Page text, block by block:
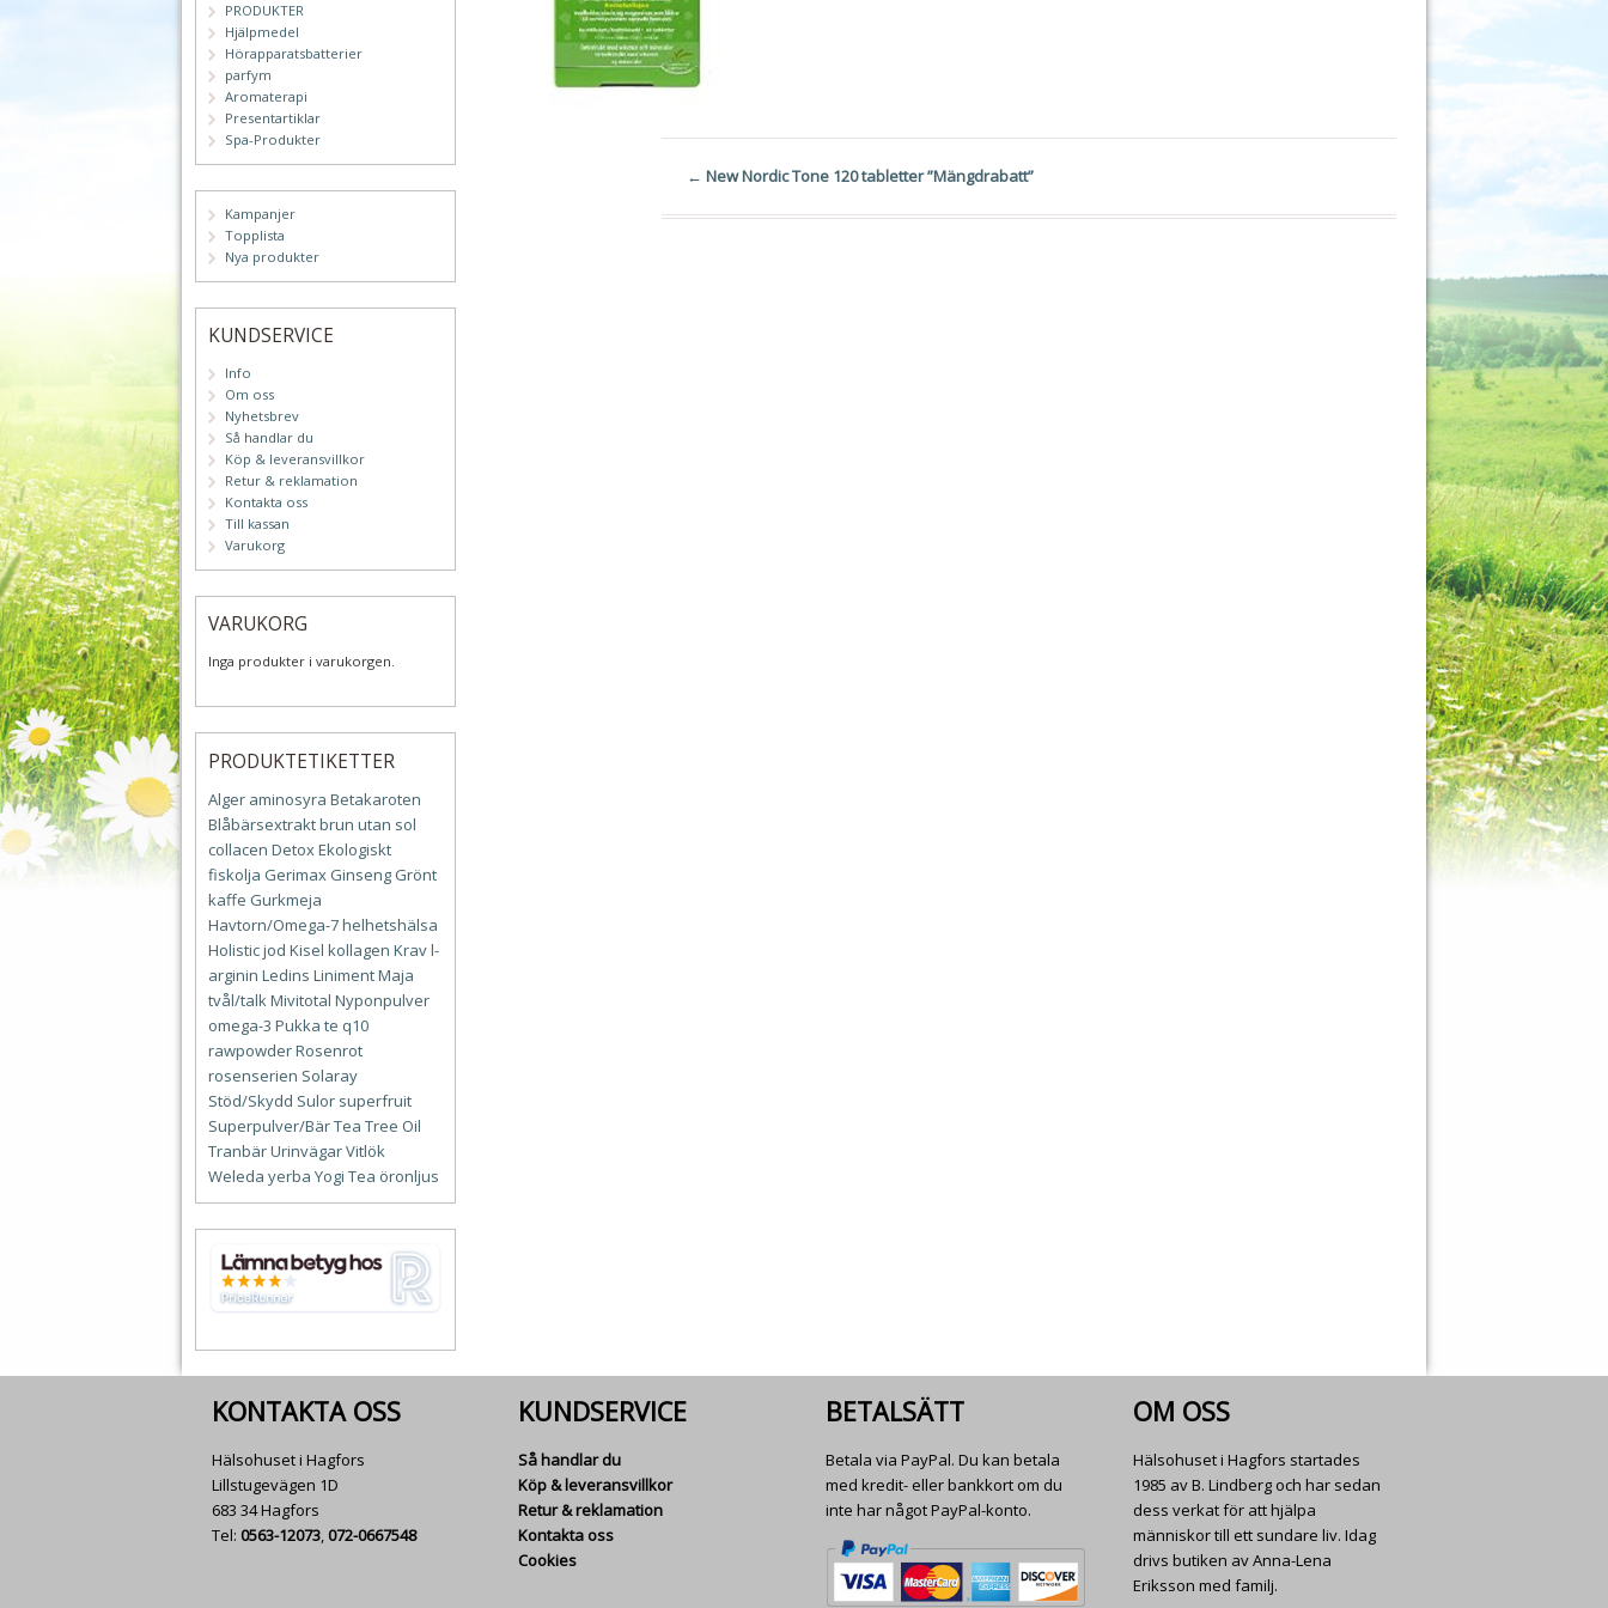
← New Nordic Tone 120 tabletter ”Mängdrabatt”
PRODUKTER
Hjälpmedel
Hörapparatsbatterier
parfym
Aromaterapi
Presentartiklar
Spa-Produkter
Kampanjer
Topplista
Nya produkter
KUNDSERVICE
Info
Om oss
Nyhetsbrev
Så handlar du
Köp & leveransvillkor
Retur & reklamation
Kontakta oss
Till kassan
Varukorg
VARUKORG
Inga produkter i varukorgen.
PRODUKTETIKETTER
Alger aminosyra Betakaroten
Blåbärsextraktbrun utan sol
collacen DetoxEkologiskt
fiskolja Gerimax Ginseng Grönt
kaffe Gurkmeja
Havtorn/Omega-7helhetshälsa
Holisticjod Kisel kollagen Kravl-
arginin Ledins LinimentMaja
tvål/talkMivitotal Nyponpulver
omega-3 Pukka te q10
rawpowderRosenrot
rosenserien Solaray
Stöd/Skydd Sulor superfruit
Superpulver/BärTea Tree Oil
TranbärUrinvägarVitlök
Weleda yerba Yogi Tea öronljus
KONTAKTA OSS
Hälsohuset i Hagfors
Lillstugevägen 1D
683 34 Hagfors
Tel: 0563-12073,072-0667548
KUNDSERVICE
Så handlar du
Köp & leveransvillkor
Retur & reklamation
Kontakta oss
Cookies
BETALSÄTT
Betala via PayPal. Du kan betala
med kredit- eller bankkort om du
inte har något PayPal-konto.
OM OSS
Hälsohuset i Hagfors startades
1985 av B. Lindberg och har sedan
dess verkat för att hjälpa
människor till ett sundare liv. Idag
drivs butiken av Anna-Lena
Eriksson med familj.